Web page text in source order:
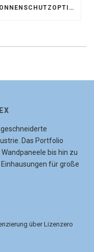
AKUSTIKSEGEL: AKUSTIK- UND SONNENSCHUTZOPTIMIERUNG IM ATRIUM DER UNIVERSITÄT BONN
Das Portfolio
bis hin zu
für große
über Lizenzero